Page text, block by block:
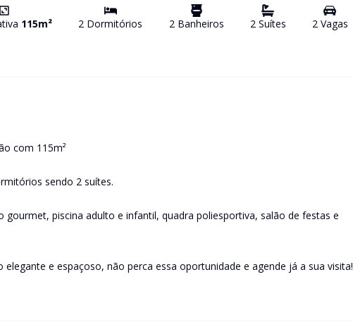
115m² 2 Dormitórios 2Banheiros 2Suítes 2Vagas
com 115m²
sendo 2 suítes.
gourmet, piscina adulto e infantil, quadra poliesportiva, salão de festas e
e espaçoso, não perca essa oportunidade e agende já a sua visita!